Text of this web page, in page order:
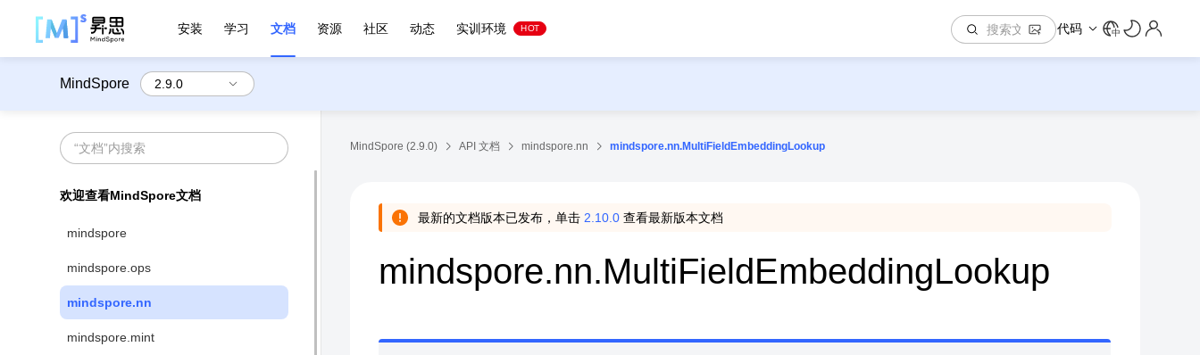
安装 学习 文档 资源 社区 动态 实训环境 HOT 代码 中
MindSpore
欢迎查看MindSpore文档
mindspore
mindspore.ops
mindspore.nn
mindspore.mint
MindSpore (2.9.0) API 文档 mindspore.nn mindspore.nn.MultiFieldEmbeddingLookup
最新的文档版本已发布，单击 2.10.0 查看最新版本文档
mindspore.nn.MultiFieldEmbeddingLookup